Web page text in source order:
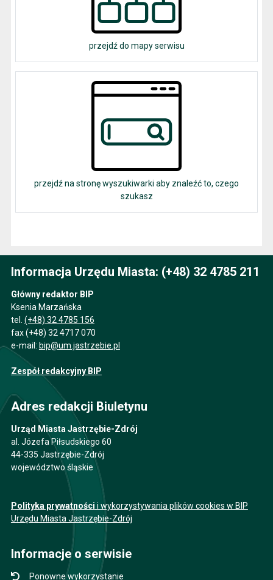
przejdź do mapy serwisu
przejdź na stronę wyszukiwarki aby znaleźć to, czego
szukasz
Informacja Urzędu Miasta: (+48) 32 4785 211
Główny redaktor BIP
Ksenia Marzańska
tel. (+48) 32 4785 156
fax (+48) 32 4717 070
e-mail: bip@um.jastrzebie.pl
Zespół redakcyjny BIP
Adres redakcji Biuletynu
Urząd Miasta Jastrzębie-Zdrój
al. Józefa Piłsudskiego 60
44-335 Jastrzębie-Zdrój
województwo śląskie
Polityka prywatności i wykorzystywania plików cookies w BIP
Urzędu Miasta Jastrzębie-Zdrój
Informacje o serwisie
Ponowne wykorzystanie